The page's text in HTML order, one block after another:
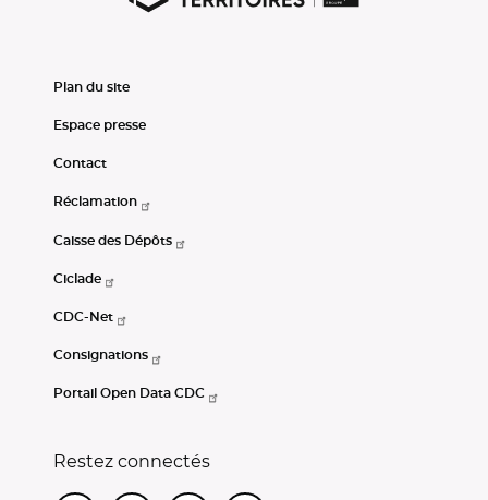
Plan du site
Espace presse
Contact
Réclamation
Caisse des Dépôts
Ciclade
CDC-Net
Consignations
Portail Open Data CDC
Restez connectés